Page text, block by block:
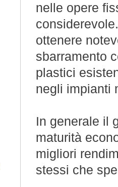
nelle opere
ottenere
sbarramento
plastici
negli impianti
In generale il
maturità
migliori
stessi che